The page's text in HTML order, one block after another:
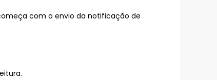
com o envio da notificação de